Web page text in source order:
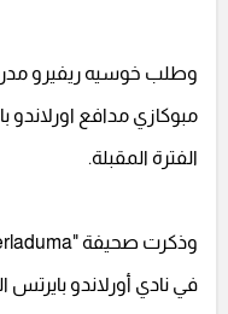
وطلب خوسيه ريفيرو مدرب
مبوكازي مدافع
الفترة المقبلة.
في نادي أورلاندو بايرتس